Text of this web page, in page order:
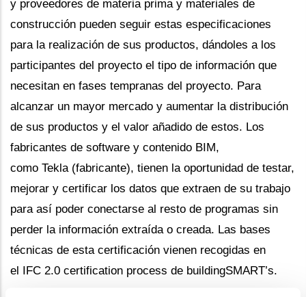
y proveedores de materia prima y materiales de
construcción pueden seguir estas especificaciones
para la realización de sus productos, dándoles a los
participantes del proyecto el tipo de información que
necesitan en fases tempranas del proyecto. Para
alcanzar un mayor mercado y aumentar la distribución
de sus productos y el valor añadido de estos. Los
fabricantes de software y contenido BIM,
como Tekla (fabricante), tienen la oportunidad de testar,
mejorar y certificar los datos que extraen de su trabajo
para así poder conectarse al resto de programas sin
perder la información extraída o creada. Las bases
técnicas de esta certificación vienen recogidas en
el IFC 2.0 certification process de buildingSMART’s.